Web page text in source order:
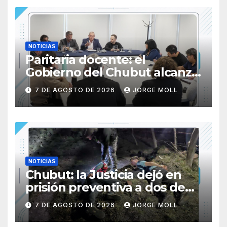
NOTICIAS
Paritaria docente: el
Gobierno del Chubut alcanzó
un acuerdo salarial con los
gremios del sector
7 DE AGOSTO DE 2026 JORGE MOLL
NOTICIAS
Chubut: la Justicia dejó en
prisión preventiva a dos de
los tres individuos
sorprendidos con un dron
7 DE AGOSTO DE 2026 JORGE MOLL